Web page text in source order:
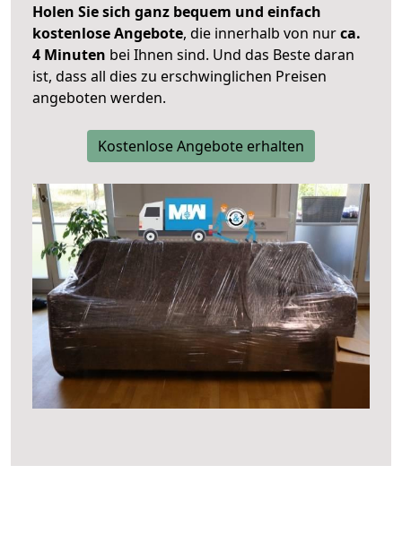
Holen Sie sich ganz bequem und einfach
kostenlose Angebote, die innerhalb von nurca.
4 Minuten bei Ihnen sind. Und das Beste daran
ist, dass all dies zu erschwinglichen Preisen
angeboten werden.
Kostenlose Angebote erhalten